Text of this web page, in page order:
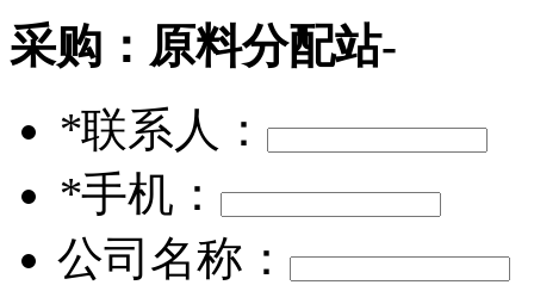
采购： 原料分配站-
*联系人：
*手机：
公司名称：